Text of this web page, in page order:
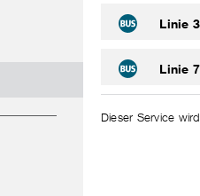
Linie
Linie
Dieser Service